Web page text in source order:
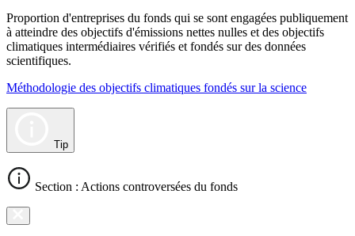
Proportion d'entreprises du fonds qui se sont engagées publiquement
à atteindre des objectifs d'émissions nettes nulles et des objectifs
climatiques intermédiaires vérifiés et fondés sur des données
scientifiques.
Méthodologie des objectifs climatiques fondés sur la science
Tip
Section : Actions controversées du fonds